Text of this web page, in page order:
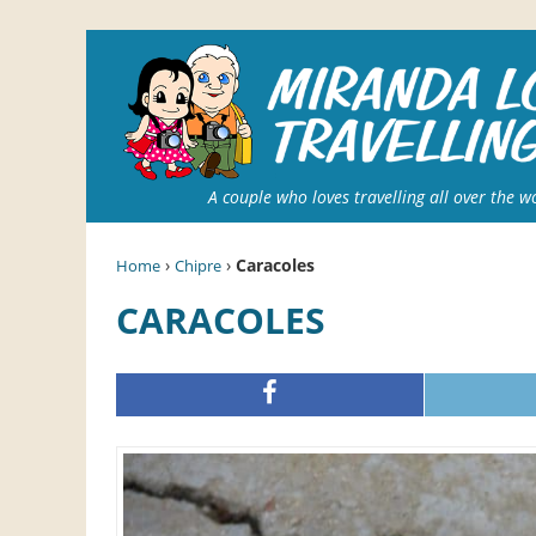
A couple who loves travelling all over the
Home › Chipre › Caracoles
CARACOLES